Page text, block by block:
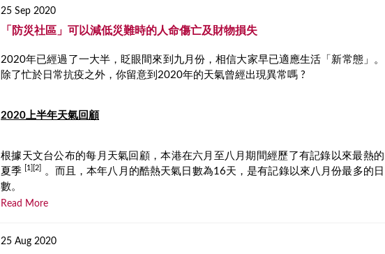
25 Sep 2020
「防災社區」可以減低災難時的人命傷亡及財物損失
2020年已經過了一大半，眨眼間來到九月份，相信大家早已適應生活「新常態」。
除了忙於日常抗疫之外，你留意到2020年的天氣曾經出現異常嗎 ?
2020上半年天氣回顧
根據天文台公布的每月天氣回顧，本港在六月至八月期間經歷了有記錄以來最熱的
夏季
[1][2]
。而且，本年八月的酷熱天氣日數為16天，是有記錄以來八月份最多的日
數。
Read More
25 Aug 2020